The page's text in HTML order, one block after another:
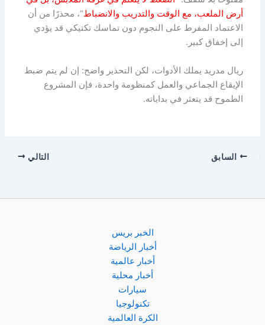
أرض الملعب، مع الوقت والتدريب والانضباط“، محذرًا من أن
الاعتماد المفرط على النجوم دون تماسك تكتيكي قد يؤدي
إلى إخفاق كبير.
ريال مدريد يملك الأدوات، لكن التحذير واضح: إن لم يتم ضبط
الإيقاع الجماعي والعمل كمنظومة واحدة، فإن المشروع
الطموح قد يتعثر في بداياته.
السابق التالي
الخبر بريس
أخبار الرياضة
أخبار عالمية
أخبار محلية
سيارات
تكنولوجيا
الكرة العالمية